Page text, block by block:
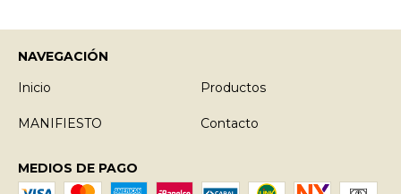
NAVEGACIÓN
Inicio
Productos
MANIFIESTO Contacto
MEDIOS DE PAGO